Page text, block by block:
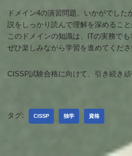
ドメイン4の演習問題、いかがでした
説をしっかり読んで理解を深めること
このドメインの知識は、ITの実務でも
ぜひ楽しみながら学習を進めてくださ
CISSP試験合格に向けて、引き続き頑
タグ: CISSP 独学 資格